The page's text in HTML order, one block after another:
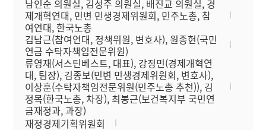
남인순 의원실, 김성주 의원실, 배진교 의원실, 경
제개혁연대, 민변 민생경제위원회, 민주노총, 참
여연대, 한국노총
김남근(참여연대, 정책위원, 변호사), 원종현(국민
연금 수탁자책임전문위원)
류영재(서스틴베스트, 대표), 강정민(경제개혁연
대, 팀장), 김종보(민변 민생경제위원회, 변호사),
이상훈(수탁자책임전문위원(민주노총 추천)), 김
정목(한국노총, 차장), 최봉근(보건복지부 국민연
금재정과, 과장)
재정경제기획위원회